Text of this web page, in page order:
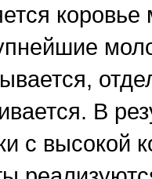
В
с высокой